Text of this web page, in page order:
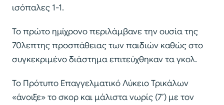
ισόπαλες 1-1.
Το πρώτο ημίχρονο περιλάμβανε την ουσία της
70λεπτης προσπάθειας των παιδιών καθώς στο
συγκεκριμένο διάστημα επιτεύχθηκαν τα γκολ.
Το Πρότυπο Επαγγελματικό Λύκειο Τρικάλων
«άνοιξε» το σκορ και μάλιστα νωρίς (7’) με τον